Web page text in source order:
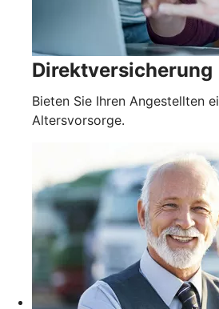
Direktversicherung
Bieten Sie Ihren Angestellten
Altersvorsorge.